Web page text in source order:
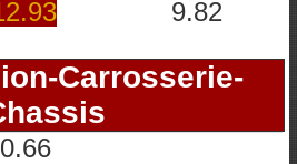
9.82
Carrosserie-
0.66